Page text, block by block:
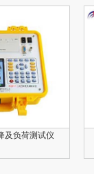
及负荷测试仪